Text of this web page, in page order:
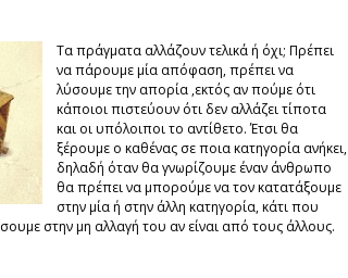
Τα πράγματα αλλάζουν τελικά ή όχι; Πρέπει
να πάρουμε μία απόφαση, πρέπει να
λύσουμε την απορία ,εκτός αν πούμε ότι
κάποιοι πιστεύουν ότι δεν αλλάζει τίποτα
και οι υπόλοιποι το αντίθετο. Έτσι θα
ξέρουμε ο καθένας σε ποια κατηγορία ανήκει,
δηλαδή όταν θα γνωρίζουμε έναν άνθρωπο
θα πρέπει να μπορούμε να τον κατατάξουμε
στην μία ή στην άλλη κατηγορία, κάτι που
στην μη αλλαγή του αν είναι από τους άλλους.